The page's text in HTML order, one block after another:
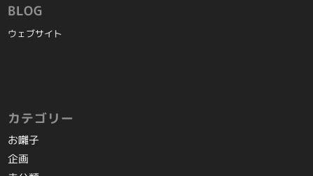
BLOG
ウェブサイト
カテゴリー
お囃子
企画